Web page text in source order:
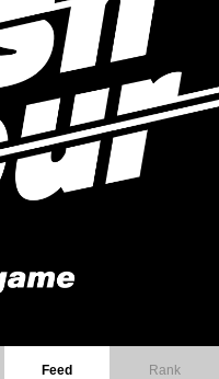
Feed Rank